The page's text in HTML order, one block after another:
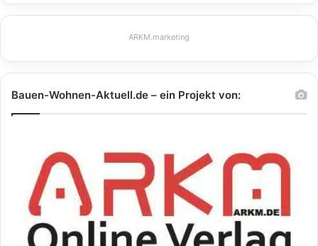
ARKM.marketing
Bauen-Wohnen-Aktuell.de – ein Projekt von: